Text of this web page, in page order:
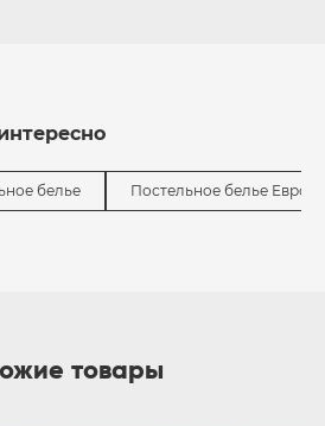
белье Постельное белье Евро
товары